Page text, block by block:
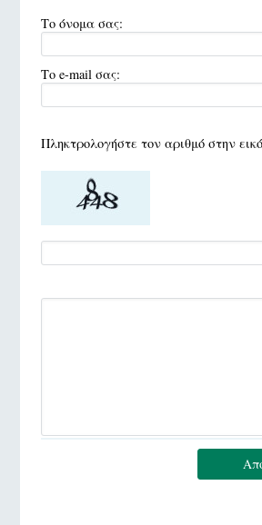
Το όνομα σας:
Το e-mail σας:
Πληκτρολογήστε τον αριθμό στην